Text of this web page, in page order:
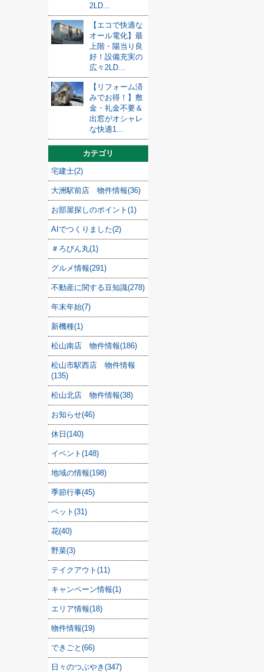
2LD...
【エコで快適な
オール電化】最
上階・陽当り良
好！設備充実の
広々2LD...
【リフォーム済
みでお得！】敷
金・礼金不要＆
出窓がオシャレ
な快適1...
カテゴリ
宅建士(2)
大洲駅前店 物件情報(36)
お部屋探しのポイント(1)
AIでつくりました(2)
＃ろびん丸(1)
グルメ情報(291)
不動産に関する豆知識(278)
年末年始(7)
新機種(1)
松山南店 物件情報(186)
松山市駅西店 物件情報
(135)
松山北店 物件情報(38)
お知らせ(46)
休日(140)
イベント(148)
地域の情報(198)
季節行事(45)
ペット(31)
花(40)
野菜(3)
テイクアウト(11)
キャンペーン情報(1)
エリア情報(18)
物件情報(19)
できごと(66)
日々のつぶやき(347)